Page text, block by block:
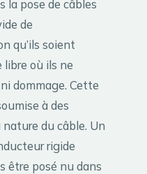
la pose de câbles
de
qu’ils soient
libre où ils ne
dommage. Cette
à des
du câble. Un
rigide
être posé nu dans